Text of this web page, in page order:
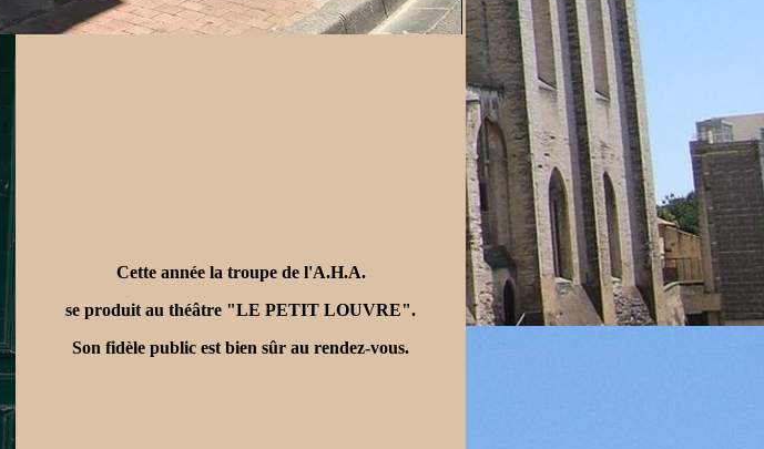
Cette année la troupe de l'A.H.A.
se produit au théâtre "LE PETIT LOUVRE".
Son fidèle public est bien sûr au rendez-vous.